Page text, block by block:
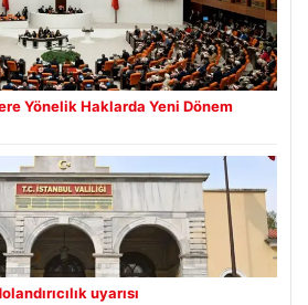
Yönelik Haklarda Yeni Dönem
uyarısı